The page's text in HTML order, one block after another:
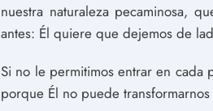
nuestra naturaleza pecaminosa,
antes: Él quiere que dejemos de
Si no le permitimos entrar en cada
porque Él no puede